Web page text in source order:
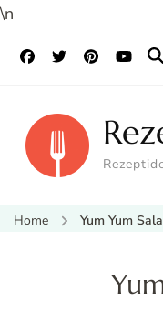
\n
Home Yum Yum